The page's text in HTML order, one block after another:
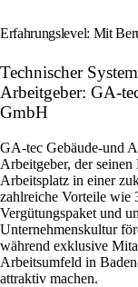
Erfahrungslevel: Mit
Technischer
Arbeitgeber: GA-
GmbH
GA‑tec Gebäude‑und
Arbeitgeber, der
Arbeitsplatz in einer
zahlreiche Vorteile wie
Vergütungspaket und
Unternehmenskultur
während exklusive
Arbeitsumfeld in
attraktiv machen.